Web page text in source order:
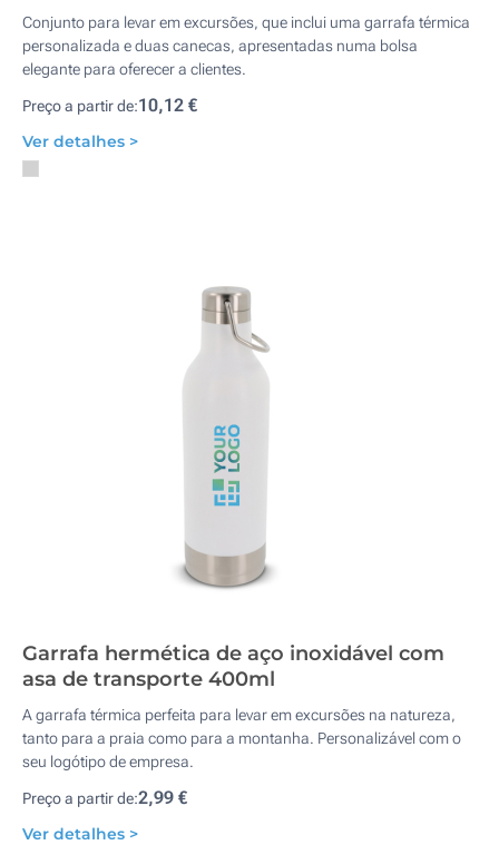
Conjunto para levar em excursões, que inclui uma garrafa térmica
personalizada e duas canecas, apresentadas numa bolsa
elegante para oferecer a clientes.
Preço a partir de:10,12 €
Ver detalhes >
Garrafa hermética de aço inoxidável com
asa de transporte 400ml
A garrafa térmica perfeita para levar em excursões na natureza,
tanto para a praia como para a montanha. Personalizável com o
seu logótipo de empresa.
Preço a partir de:2,99 €
Ver detalhes >